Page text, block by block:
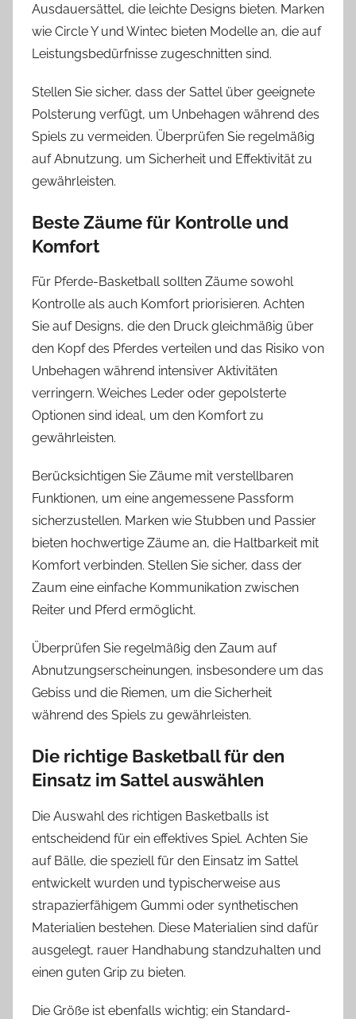
Ausdauersättel, die leichte Designs bieten. Marken
wie Circle Y und Wintec bieten Modelle an, die auf
Leistungsbedürfnisse zugeschnitten sind.
Stellen Sie sicher, dass der Sattel über geeignete
Polsterung verfügt, um Unbehagen während des
Spiels zu vermeiden. Überprüfen Sie regelmäßig
auf Abnutzung, um Sicherheit und Effektivität zu
gewährleisten.
Beste Zäume für Kontrolle und
Komfort
Für Pferde-Basketball sollten Zäume sowohl
Kontrolle als auch Komfort priorisieren. Achten
Sie auf Designs, die den Druck gleichmäßig über
den Kopf des Pferdes verteilen und das Risiko von
Unbehagen während intensiver Aktivitäten
verringern. Weiches Leder oder gepolsterte
Optionen sind ideal, um den Komfort zu
gewährleisten.
Berücksichtigen Sie Zäume mit verstellbaren
Funktionen, um eine angemessene Passform
sicherzustellen. Marken wie Stubben und Passier
bieten hochwertige Zäume an, die Haltbarkeit mit
Komfort verbinden. Stellen Sie sicher, dass der
Zaum eine einfache Kommunikation zwischen
Reiter und Pferd ermöglicht.
Überprüfen Sie regelmäßig den Zaum auf
Abnutzungserscheinungen, insbesondere um das
Gebiss und die Riemen, um die Sicherheit
während des Spiels zu gewährleisten.
Die richtige Basketball für den
Einsatz im Sattel auswählen
Die Auswahl des richtigen Basketballs ist
entscheidend für ein effektives Spiel. Achten Sie
auf Bälle, die speziell für den Einsatz im Sattel
entwickelt wurden und typischerweise aus
strapazierfähigem Gummi oder synthetischen
Materialien bestehen. Diese Materialien sind dafür
ausgelegt, rauer Handhabung standzuhalten und
einen guten Grip zu bieten.
Die Größe ist ebenfalls wichtig; ein Standard-